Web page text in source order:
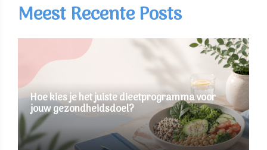
Meest Recente Posts
Hoe kies je het juiste dieetprogramma voor
jouw gezondheidsdoel?